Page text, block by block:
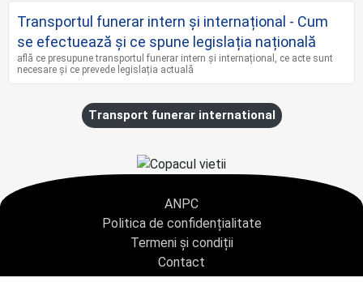
Transportul funerar intern și internațional - Cum
se efectuează și ce spune legislația națională
află ce presupune transportul funerar intern și internațional, ce acte sunt
necesare și ce prevede legislația actuală
Transport funerar international
ANPC
Politica de confidențialitate
Termeni și condiții
Contact